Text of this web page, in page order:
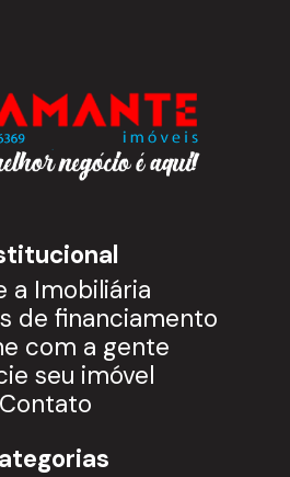
a Imobiliária
de financiamento
com a gente
seu imóvel
Contato